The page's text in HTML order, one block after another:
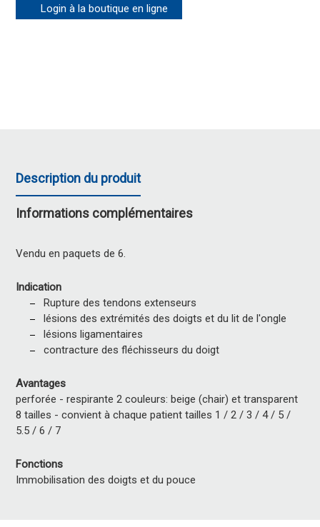
Login à la boutique en ligne
Description du produit
Informations complémentaires
Vendu en paquets de 6.
Indication
Rupture des tendons extenseurs
lésions des extrémités des doigts et du lit de l'ongle
lésions ligamentaires
contracture des fléchisseurs du doigt
Avantages
perforée - respirante 2 couleurs: beige (chair) et transparent
8 tailles - convient à chaque patient tailles 1 / 2 / 3 / 4 / 5 /
5.5 / 6 / 7
Fonctions
Immobilisation des doigts et du pouce